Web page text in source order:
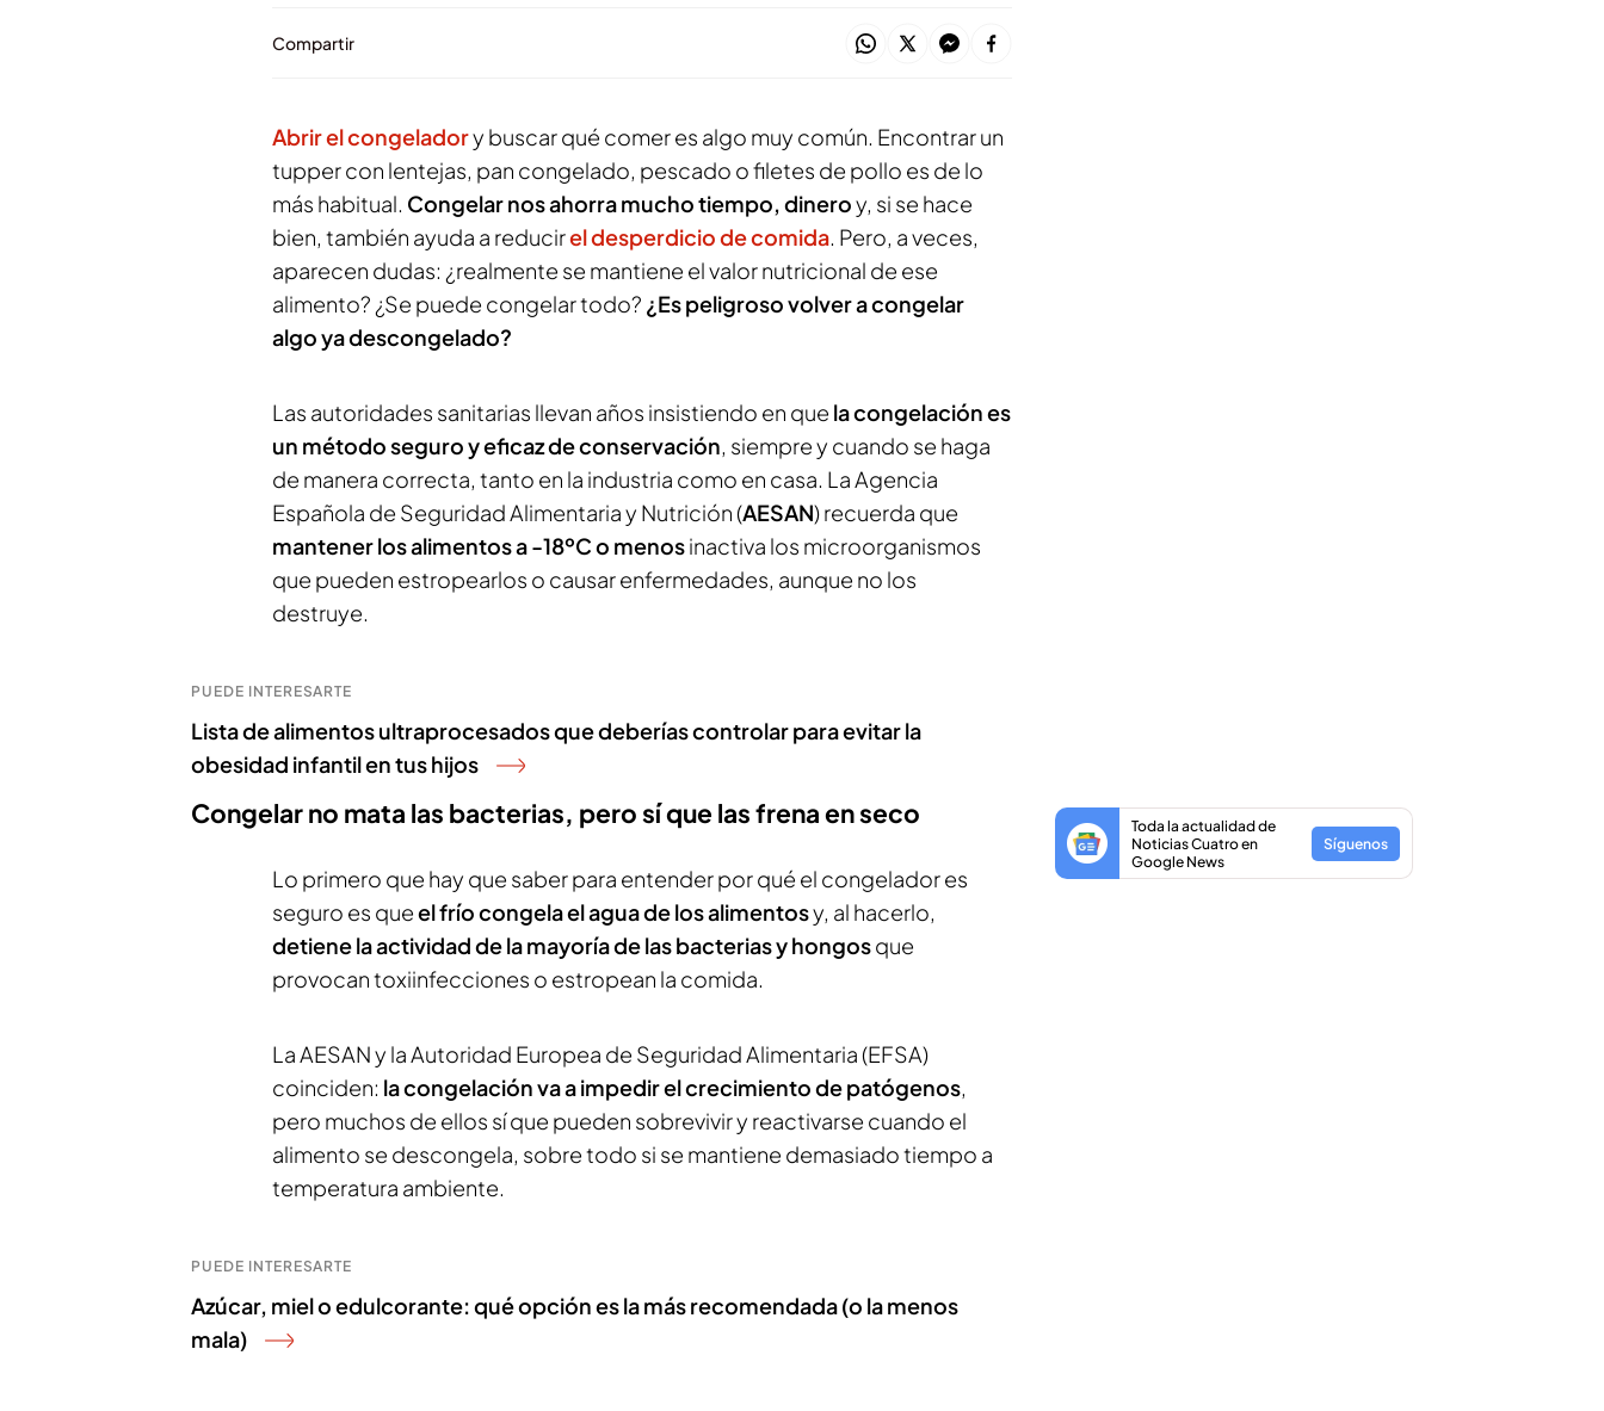
Compartir
Abrir el congeladory buscar qué comer es algo muy común. Encontrar un
tupper con lentejas, pan congelado, pescado o filetes de pollo es de lo
más habitual. Congelar nos ahorra mucho tiempo, dineroy, si se hace
bien, también ayuda a reducirel desperdicio de comida. Pero, a veces,
aparecen dudas: ¿realmente se mantiene el valor nutricional de ese
alimento? ¿Se puede congelar todo? ¿Es peligroso volver a congelar
algo ya descongelado?
Las autoridades sanitarias llevan años insistiendo en que la congelación es
un método seguro y eficaz de conservación, siempre y cuando se haga
de manera correcta, tanto en la industria como en casa. La Agencia
Española de Seguridad Alimentaria y Nutrición (AESAN) recuerda que
mantener los alimentos a -18ºC o menosinactiva los microorganismos
que pueden estropearlos o causar enfermedades, aunque no los
destruye.
PUEDE INTERESARTE
Lista de alimentos ultraprocesados que deberías controlar para evitar la
obesidad infantil en tus hijos
Congelar no mata las bacterias, pero sí que las frena en seco
Lo primero que hay que saber para entender por qué el congelador es
seguro es queel frío congela el agua de los alimentosy, al hacerlo,
detiene la actividad de la mayoría de las bacterias y hongosque
provocan toxiinfecciones o estropean la comida.
La AESAN y la Autoridad Europea de Seguridad Alimentaria (EFSA)
coinciden: la congelación va a impedir el crecimiento de patógenos,
pero muchos de ellos sí que pueden sobrevivir y reactivarse cuando el
alimento se descongela, sobre todo si se mantiene demasiado tiempo a
temperatura ambiente.
PUEDE INTERESARTE
Azúcar, miel o edulcorante: qué opción es la más recomendada (o la menos
mala)
Toda la actualidad de
Noticias Cuatro en
Google News
Síguenos